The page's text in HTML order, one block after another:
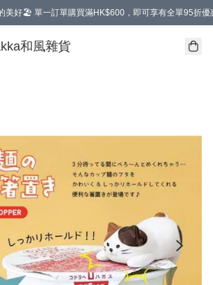
美好🏖️ 單一訂單購買滿HK$600，即可享有全單95折優
配送，單一訂單消費購物滿HK$680(折扣後），可享有
和風雜貨